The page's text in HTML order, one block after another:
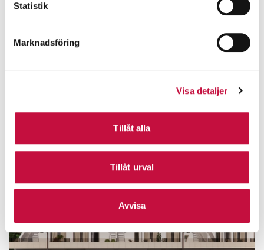
Statistik
Marknadsföring
Visa detaljer
Tillåt alla
Tillåt urval
Avvisa